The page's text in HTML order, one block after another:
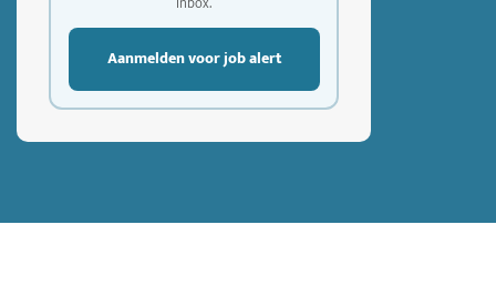
Aanmelden voor job alert